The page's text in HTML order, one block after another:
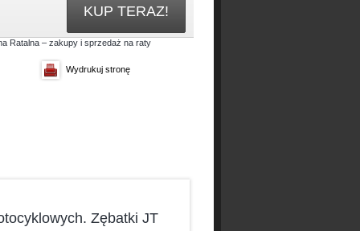
KUP TERAZ!
Wydrukuj stronę
Zębatki JT